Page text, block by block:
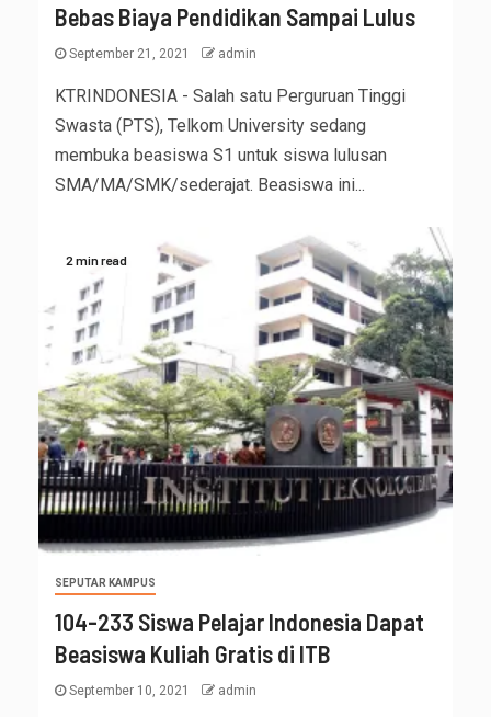
Bebas Biaya Pendidikan Sampai Lulus
September 21, 2021 admin
KTRINDONESIA - Salah satu Perguruan Tinggi
Swasta (PTS), Telkom University sedang
membuka beasiswa S1 untuk siswa lulusan
SMA/MA/SMK/sederajat. Beasiswa ini...
2 min read
SEPUTAR KAMPUS
104-233 Siswa Pelajar Indonesia Dapat
Beasiswa Kuliah Gratis di ITB
September 10, 2021 admin